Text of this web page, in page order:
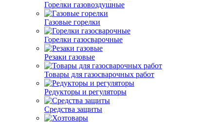
Горелки газовоздушные
Газовые горелки
Горелки газосварочные
Резаки газовые
Товары для газосварочных работ
Редукторы и регуляторы
Средства защиты